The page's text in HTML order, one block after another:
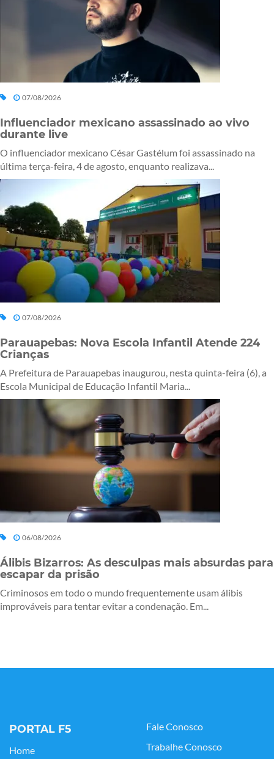
07/08/2026
Influenciador mexicano assassinado ao vivo
durante live
O influenciador mexicano César Gastélum foi assassinado na
última terça-feira, 4 de agosto, enquanto realizava...
07/08/2026
Parauapebas: Nova Escola Infantil Atende 224
Crianças
A Prefeitura de Parauapebas inaugurou, nesta quinta-feira (6), a
Escola Municipal de Educação Infantil Maria...
06/08/2026
Álibis Bizarros: As desculpas mais absurdas para
escapar da prisão
Criminosos em todo o mundo frequentemente usam álibis
improváveis para tentar evitar a condenação. Em...
PORTAL F5
Home
Fale Conosco
Trabalhe Conosco